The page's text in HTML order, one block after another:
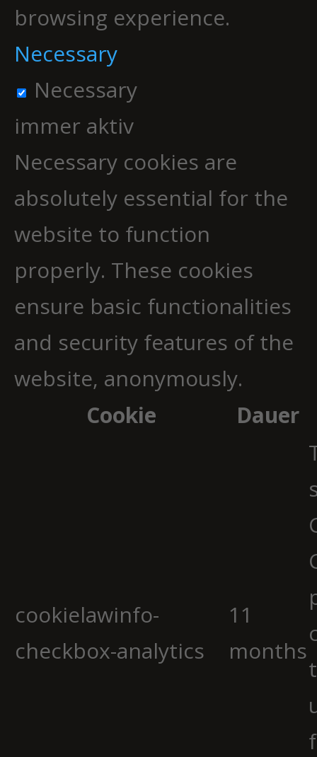
browsing experience.
Necessary
Necessary
immer aktiv
Necessary cookies are
absolutely essential for the
website to function
properly. These cookies
ensure basic functionalities
and security features of the
website, anonymously.
Cookie
Dauer
cookielawinfo-
checkbox-analytics
11
months